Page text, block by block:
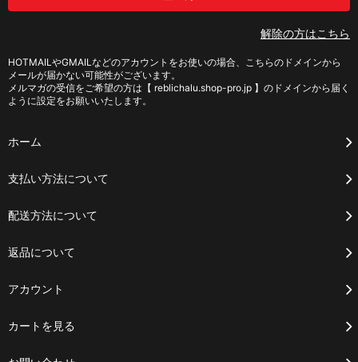
解除の方はこちら
HOTMAILやGMAILなどのアカウントをお使いの場合、こちらのドメインから
メールが届かない可能性がございます。
メルマガの受信をご希望の方は【 reblichalu.shop-pro.jp 】のドメインから届く
ように設定をお願いいたします。
ホーム
支払い方法について
配送方法について
返品について
アカウント
カートを見る